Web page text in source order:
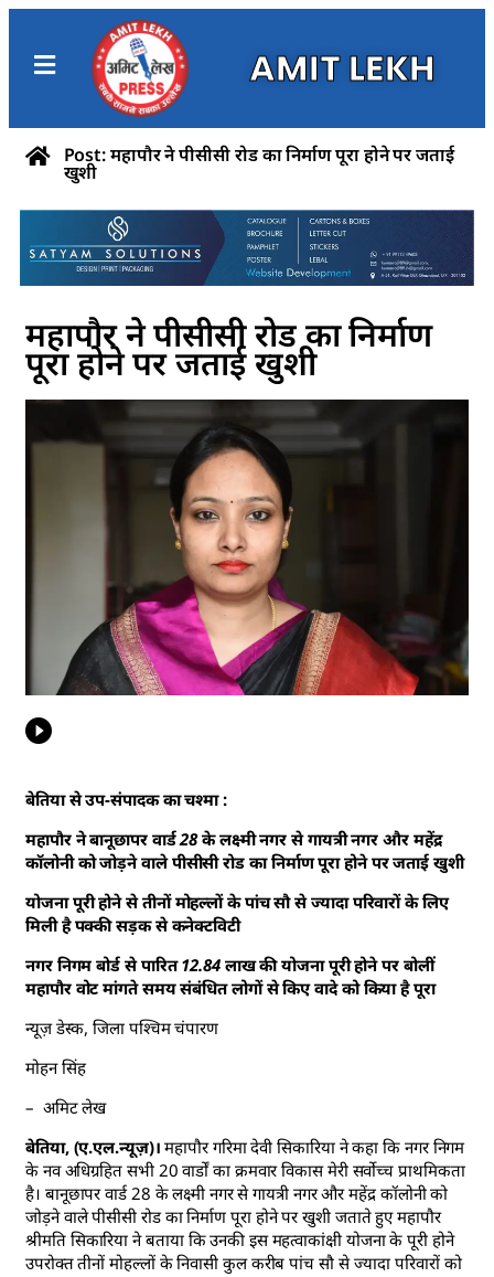
AMIT LEKH
Post: महापौर ने पीसीसी रोड का निर्माण पूरा होने पर जताई
खुशी
महापौर ने पीसीसी रोड का निर्माण
पूरा होने पर जताई खुशी
बेतिया से उप-संपादक का चश्मा :
महापौर ने बानूछापर वार्ड 28 के लक्ष्मी नगर से गायत्री नगर और महेंद्र
कॉलोनी को जोड़ने वाले पीसीसी रोड का निर्माण पूरा होने पर जताई खुशी
योजना पूरी होने से तीनों मोहल्लों के पांच सौ से ज्यादा परिवारों के लिए
मिली है पक्की सड़क से कनेक्टविटी
नगर निगम बोर्ड से पारित 12.84 लाख की योजना पूरी होने पर बोलीं
महापौर वोट मांगते समय संबंधित लोगों से किए वादे को किया है पूरा
न्यूज़ डेस्क, जिला पश्चिम चंपारण
मोहन सिंह
– अमिट लेख
बेतिया, (ए.एल.न्यूज़)। महापौर गरिमा देवी सिकारिया ने कहा कि नगर निगम
के नव अधिग्रहित सभी 20 वार्डों का क्रमवार विकास मेरी सर्वोच्च प्राथमिकता
है। बानूछापर वार्ड 28 के लक्ष्मी नगर से गायत्री नगर और महेंद्र कॉलोनी को
जोड़ने वाले पीसीसी रोड का निर्माण पूरा होने पर खुशी जताते हुए महापौर
श्रीमति सिकारिया ने बताया कि उनकी इस महत्वाकांक्षी योजना के पूरी होने
उपरोक्त तीनों मोहल्लों के निवासी कुल करीब पांच सौ से ज्यादा परिवारों को